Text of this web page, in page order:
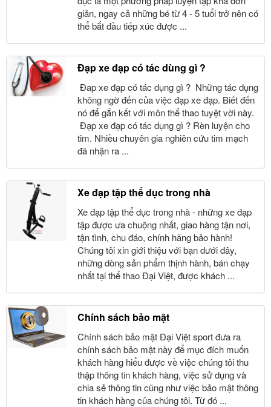
giản, ngay cả những bé từ 4 - 5 tuổi trở nên có
thể bắt đầu tiếp xúc được ...
Đạp xe đạp có tác dùng gì ?
Đap xe đạp có tác dụng gì ? Những tác dụng
không ngờ đến của việc đạp xe đạp. Biết đến
nó để gắn kết với môn thể thao tuyệt vời này.
Đạp xe đạp có tác dụng gì ? Rèn luyện cho
tim. Nhiều chuyên gia nghiên cứu tim mạch
đã nhận ra ...
Xe đạp tập thể dục trong nhà
Xe đạp tập thể dục trong nhà - những xe đạp
tập được ưa chuộng nhất, giao hàng tận nơi,
tận tình, chu đáo, chính hãng bảo hành!
Chúng tôi xin giới thiệu với bạn dưới đây,
những dòng sản phẩm thịnh hành, bán chạy
nhất tại thể thao Đại Việt, được khách ...
Chính sách bảo mật
Chính sách bảo mật Đại Việt sport đưa ra
chính sách bảo mật này để mục đích muốn
khách hàng hiểu được về việc chúng tôi thu
thập thông tin khách hàng, việc sử dụng và
chia sẻ thông tin cũng như việc bảo mật thông
tin khách hàng của chúng tôi. Từ đó ...